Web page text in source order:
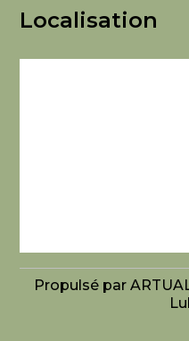
Localisation
Propulsé par